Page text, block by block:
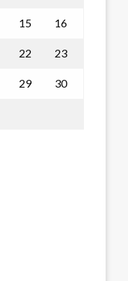
15 16
22 23
29 30